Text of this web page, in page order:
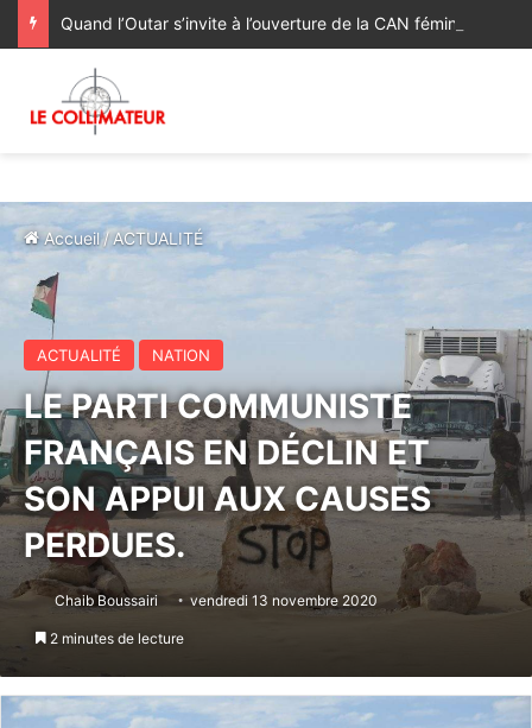
Accueil /ACTUALITÉ
ACTUALITÉ NATION
LE PARTI COMMUNISTE
FRANÇAIS EN DÉCLIN ET
SON APPUI AUX CAUSES
PERDUES.
Chaib Boussairi vendredi 13 novembre 2020
2 minutes de lecture